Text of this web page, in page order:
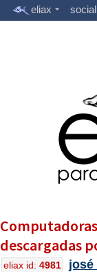
eliax social
descargadas
eliax id: 4981 josé